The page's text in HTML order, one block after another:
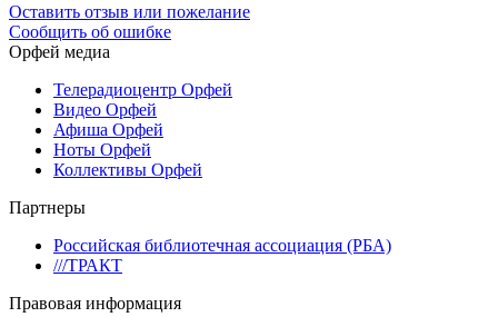
Оставить отзыв или пожелание
Сообщить об ошибке
Орфей медиа
Телерадиоцентр Орфей
Видео Орфей
Афиша Орфей
Ноты Орфей
Коллективы Орфей
Партнеры
Российская библиотечная ассоциация (РБА)
///ТРАКТ
Правовая информация